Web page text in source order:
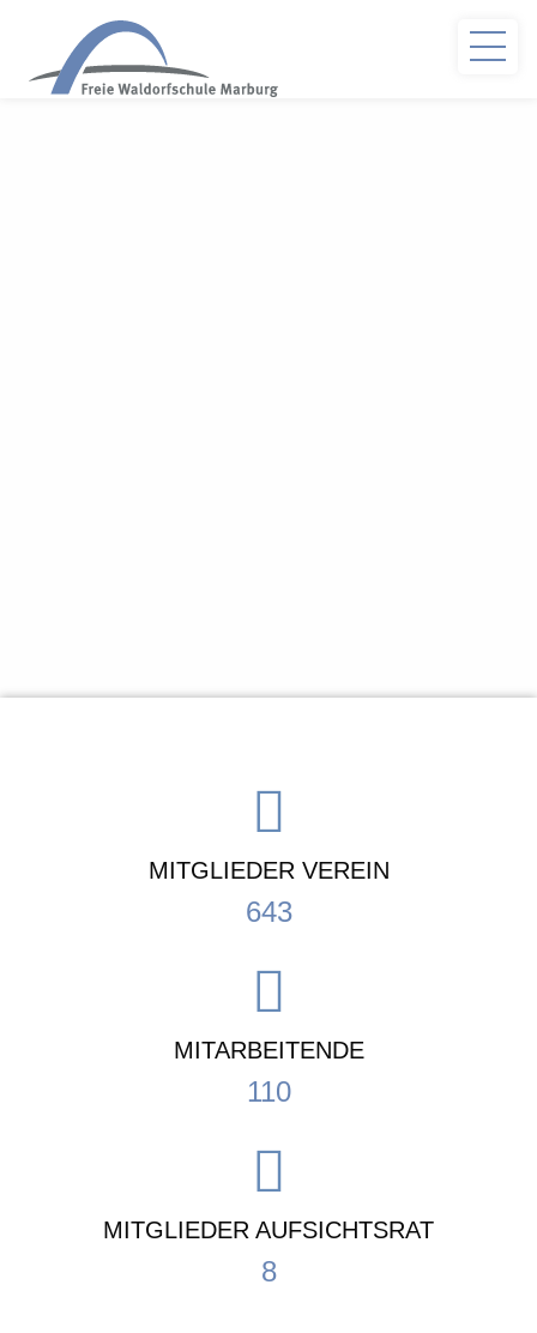
MITGLIEDER VEREIN
643
MITARBEITENDE
110
MITGLIEDER AUFSICHTSRAT
8